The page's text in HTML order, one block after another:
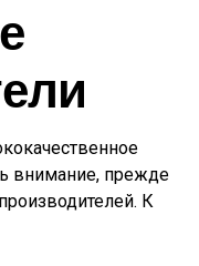
внимание, прежде
К